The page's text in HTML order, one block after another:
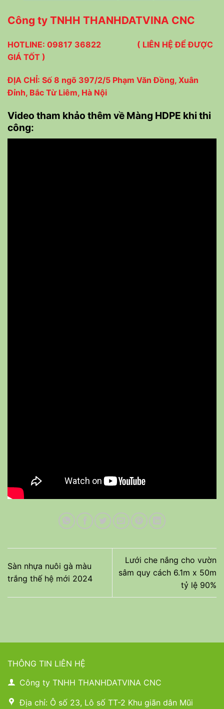
Công ty TNHH THANHDATVINA CNC
HOTLINE: 09817 36822 ( LIÊN HỆ ĐỂ ĐƯỢC
GIÁ TỐT )
ĐỊA CHỈ: Số 8 ngõ 397/2/5 Phạm Văn Đồng, Xuân
Đỉnh, Bắc Từ Liêm, Hà Nội
Video tham khảo thêm về Màng HDPE khi thi
công:
Sàn nhựa nuôi gà màu
trắng thế hệ mới 2024
Lưới che nắng cho vườn
sâm quy cách 6.1m x 50m
tỷ lệ 90%
THÔNG TIN LIÊN HỆ
Công ty TNHH THANHDATVINA CNC
Địa chỉ: Ô số 23, Lô số TT-2 Khu giãn dân Mũi